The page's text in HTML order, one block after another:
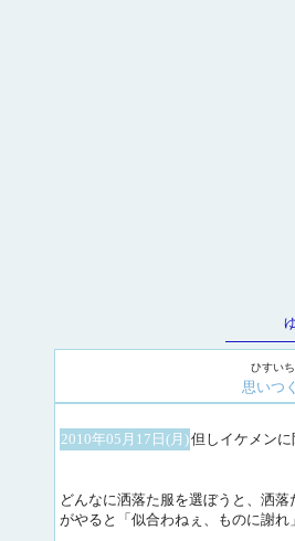
ひすい
思いつ
2010年05月17日(月)但しイケメンに
どんなに洒落た服を選ぼうと、洒
がやると「似合わねぇ、ものに謝れ